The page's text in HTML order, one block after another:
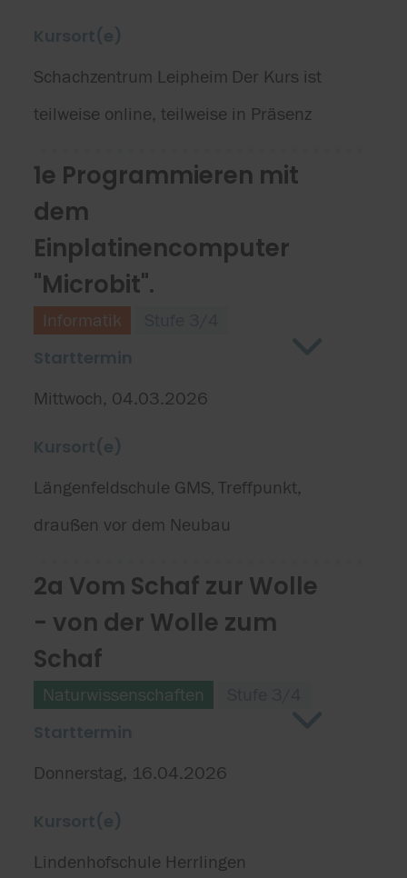
Schachzentrum Leipheim Der Kurs ist
teilweise online, teilweise in Präsenz
1e Programmieren mit
dem
Einplatinencomputer
"Microbit".
Informatik
Mittwoch, 04.03.2026
Längenfeldschule GMS, Treffpunkt,
draußen vor dem Neubau
2a Vom Schaf zur Wolle
- von der Wolle zum
Schaf
Naturwissenschaften
Donnerstag, 16.04.2026
Lindenhofschule Herrlingen